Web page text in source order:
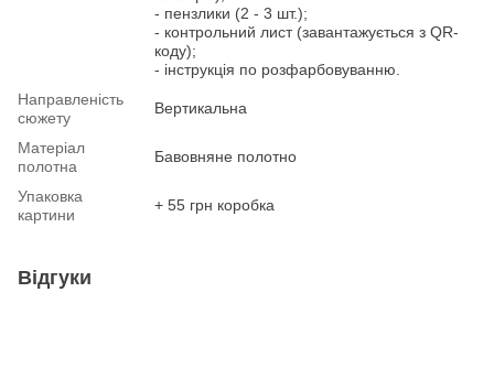
- пензлики (2 - 3 шт.);
- контрольний лист (завантажується з QR-
коду);
- інструкція по розфарбовуванню.
Направленість
сюжету
Вертикальна
Матеріал
полотна
Бавовняне полотно
Упаковка
картини
+ 55 грн коробка
Відгуки